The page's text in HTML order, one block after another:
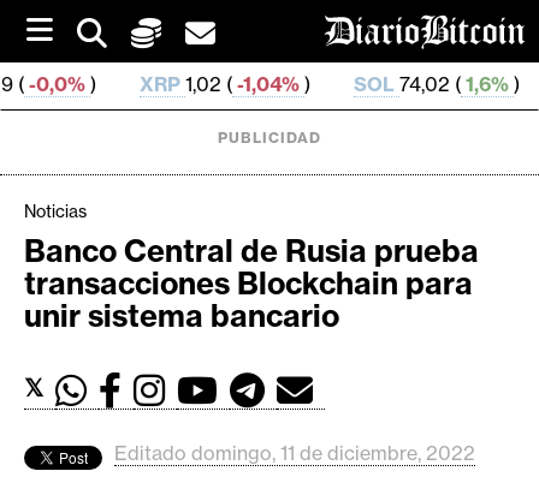
i
p
t
o
XRP1,02 ( -1,04% ) SOL74,02 ( 1,6%) TRX
C
r
i
M
PUBLICIDAD
Noticias
Banco Central de Rusia prueba
transacciones Blockchain para
unir sistema bancario
𝕏
Editado domingo, 11 de diciembre, 2022